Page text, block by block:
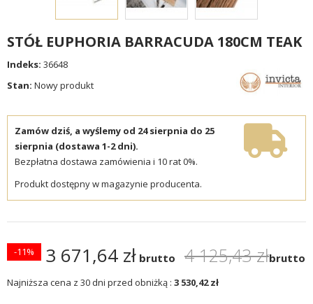
STÓŁ EUPHORIA BARRACUDA 180CM TEAK
Indeks: 36648
Stan: Nowy produkt
Zamów dziś, a wyślemy od 24 sierpnia do 25
sierpnia (dostawa 1-2 dni).
Bezpłatna dostawa zamówienia i 10 rat 0%.
Produkt dostępny w magazynie producenta.
3 671,64 zł brutto 4 125,43 złbrutto
-11%
Najniższa cena z 30 dni przed obniżką : 3 530,42 zł